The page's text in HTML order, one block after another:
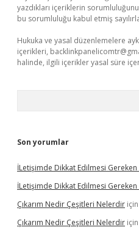
yazdıkları içeriklerin
bu sorumluluğu kabul etmiş
Hukuka ve yasal düzenlemelere
içerikleri,
halinde, ilgili içerikler yasal süre
Son yorumlar
İLetişimde Dikkat Edilmesi
İLetişimde Dikkat Edilmesi
Çıkarım Nedir Çeşitleri Nelerdir için
Çıkarım Nedir Çeşitleri Nelerdir için